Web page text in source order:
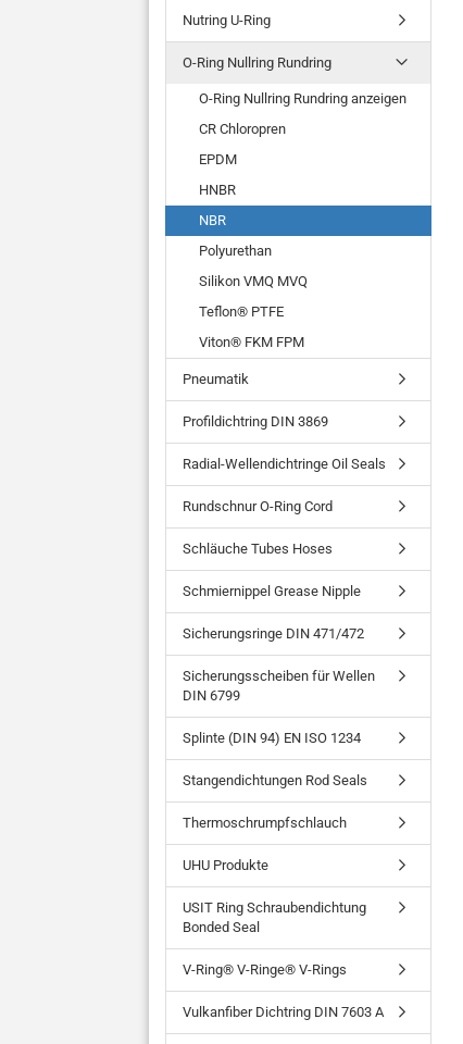
Nutring U-Ring
O-Ring Nullring Rundring
O-Ring Nullring Rundring anzeigen
CR Chloropren
EPDM
HNBR
NBR
Polyurethan
Silikon VMQ MVQ
Teflon® PTFE
Viton® FKM FPM
Pneumatik
Profildichtring DIN 3869
Radial-Wellendichtringe Oil Seals
Rundschnur O-Ring Cord
Schläuche Tubes Hoses
Schmiernippel Grease Nipple
Sicherungsringe DIN 471/472
Sicherungsscheiben für Wellen
DIN 6799
Splinte (DIN 94) EN ISO 1234
Stangendichtungen Rod Seals
Thermoschrumpfschlauch
UHU Produkte
USIT Ring Schraubendichtung
Bonded Seal
V-Ring® V-Ringe® V-Rings
Vulkanfiber Dichtring DIN 7603 A